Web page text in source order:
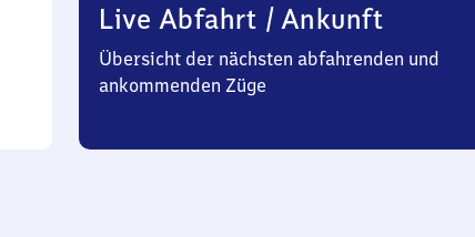
Live Abfahrt / Ankunft
Übersicht der nächsten abfahrenden und
ankommenden Züge